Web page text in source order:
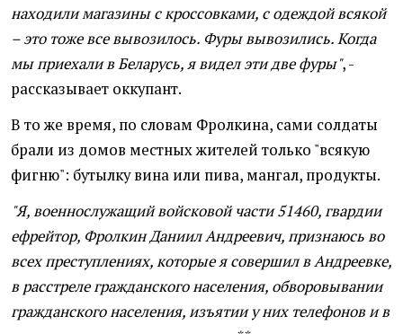
находили магазины с кроссовками, с одеждой всякой
– это тоже все вывозилось. Фуры вывозились. Когда
мы приехали в Беларусь, я видел эти две фуры", -
рассказывает оккупант.
В то же время, по словам Фролкина, сами солдаты
брали из домов местных жителей только "всякую
фигню": бутылку вина или пива, мангал, продукты.
"Я, военнослужащий войсковой части 51460, гвардии
ефрейтор, Фролкин Даниил Андреевич, признаюсь во
всех преступлениях, которые я совершил в Андреевке,
в расстреле гражданского населения, обворовывании
гражданского населения, изъятии у них телефонов и в